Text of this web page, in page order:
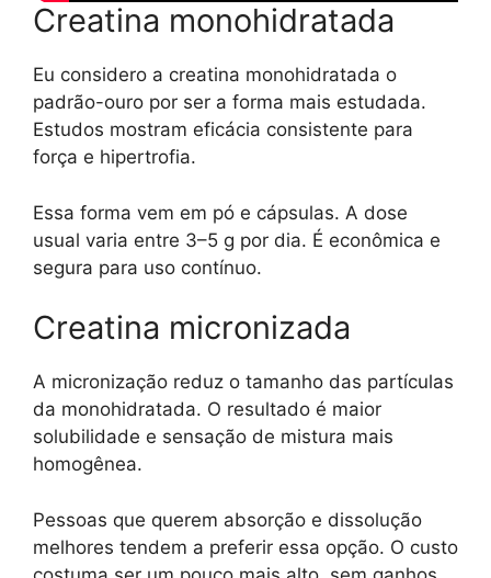
Creatina monohidratada
Eu considero a creatina monohidratada o
padrão-ouro por ser a forma mais estudada.
Estudos mostram eficácia consistente para
força e hipertrofia.
Essa forma vem em pó e cápsulas. A dose
usual varia entre 3–5 g por dia. É econômica e
segura para uso contínuo.
Creatina micronizada
A micronização reduz o tamanho das partículas
da monohidratada. O resultado é maior
solubilidade e sensação de mistura mais
homogênea.
Pessoas que querem absorção e dissolução
melhores tendem a preferir essa opção. O custo